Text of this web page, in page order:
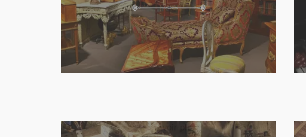
en savoir plus